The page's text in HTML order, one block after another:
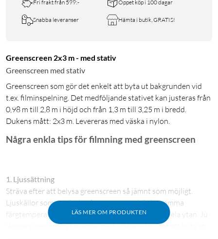
Fri frakt från 599:- Öppet köp i 100 dagar
Snabba leveranser Hämta i butik, GRATIS!
Greenscreen 2x3 m - med stativ
Greenscreen med stativ
Greenscreen som gör det enkelt att byta ut bakgrunden vid
t.ex. filminspelning. Det medföljande stativet kan justeras från
0,98 m till 2,8 m i höjd och från 1,3 m till 3,25 m i bredd.
Dukens mått: 2x3 m. Levereras med väska i nylon.
LÄS MER OM PRODUKTEN
Några enkla tips för filmning med greenscreen
1. Ljussättning
Sträva efter att belysa greenscreen så jämnt som möjligt.
Ljuskällor som används på greenscreen bör ha samma
färgtemperatur för att ge samma gröna ton över hela ytan. Ju
jämnare den gröna färgen är desto lättare blir det att byta ut